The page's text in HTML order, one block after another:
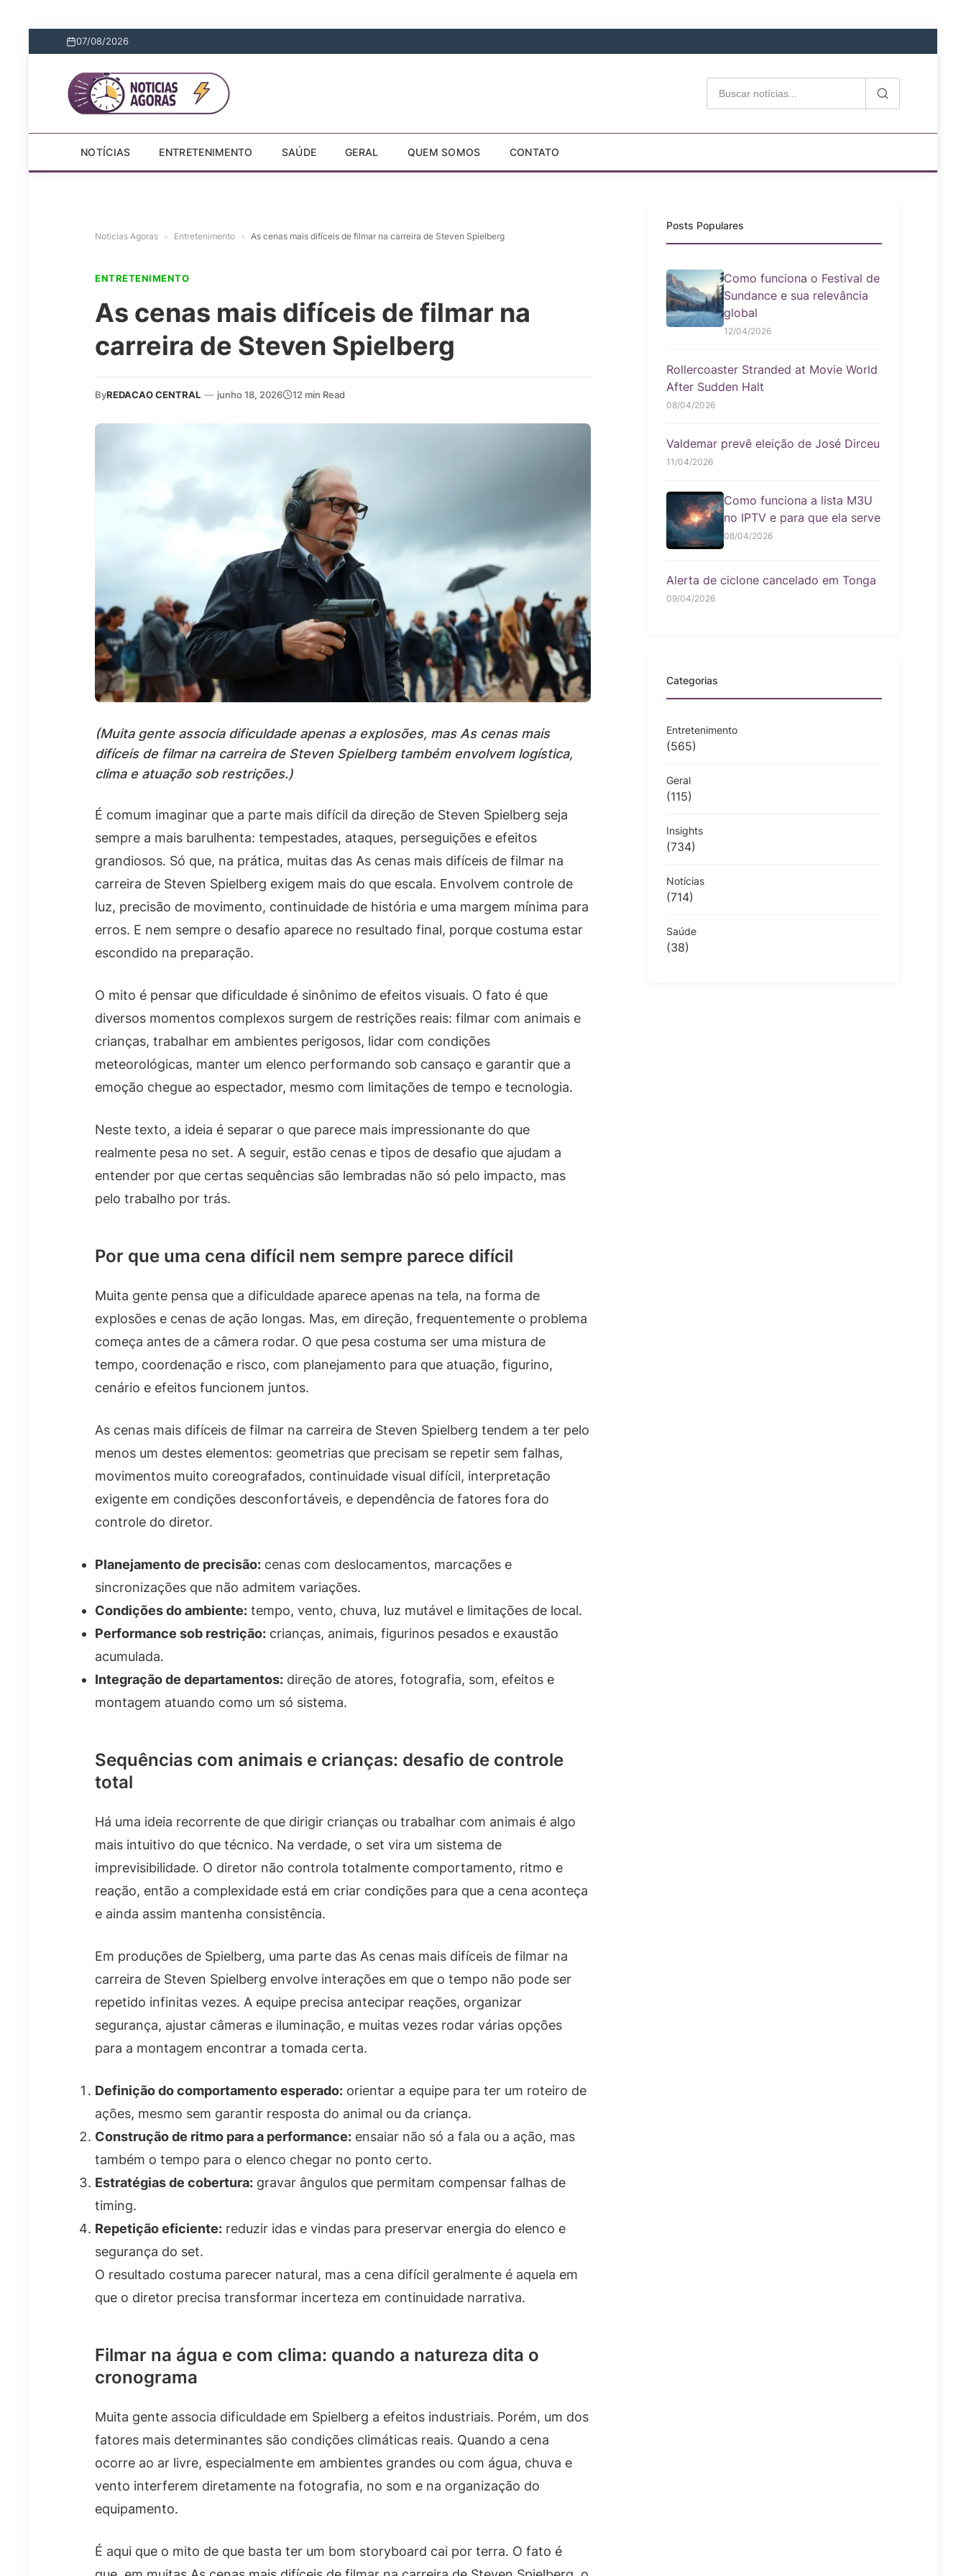
07/08/2026
NOTÍCIAS ENTRETENIMENTO SAÚDE GERAL QUEM SOMOS CONTATO
Noticias Agoras » Entretenimento » As cenas mais difíceis de filmar na carreira de Steven Spielberg
ENTRETENIMENTO
As cenas mais difíceis de filmar na
carreira de Steven Spielberg
ByREDACAO CENTRAL — junho 18, 2026 12 min Read
(Muita gente associa dificuldade apenas a explosões, mas As cenas mais
difíceis de filmar na carreira de Steven Spielberg também envolvem logística,
clima e atuação sob restrições.)
É comum imaginar que a parte mais difícil da direção de Steven Spielberg seja
sempre a mais barulhenta: tempestades, ataques, perseguições e efeitos
grandiosos. Só que, na prática, muitas das As cenas mais difíceis de filmar na
carreira de Steven Spielberg exigem mais do que escala. Envolvem controle de
luz, precisão de movimento, continuidade de história e uma margem mínima para
erros. E nem sempre o desafio aparece no resultado final, porque costuma estar
escondido na preparação.
O mito é pensar que dificuldade é sinônimo de efeitos visuais. O fato é que
diversos momentos complexos surgem de restrições reais: filmar com animais e
crianças, trabalhar em ambientes perigosos, lidar com condições
meteorológicas, manter um elenco performando sob cansaço e garantir que a
emoção chegue ao espectador, mesmo com limitações de tempo e tecnologia.
Neste texto, a ideia é separar o que parece mais impressionante do que
realmente pesa no set. A seguir, estão cenas e tipos de desafio que ajudam a
entender por que certas sequências são lembradas não só pelo impacto, mas
pelo trabalho por trás.
Por que uma cena difícil nem sempre parece difícil
Muita gente pensa que a dificuldade aparece apenas na tela, na forma de
explosões e cenas de ação longas. Mas, em direção, frequentemente o problema
começa antes de a câmera rodar. O que pesa costuma ser uma mistura de
tempo, coordenação e risco, com planejamento para que atuação, figurino,
cenário e efeitos funcionem juntos.
As cenas mais difíceis de filmar na carreira de Steven Spielberg tendem a ter pelo
menos um destes elementos: geometrias que precisam se repetir sem falhas,
movimentos muito coreografados, continuidade visual difícil, interpretação
exigente em condições desconfortáveis, e dependência de fatores fora do
controle do diretor.
Planejamento de precisão: cenas com deslocamentos, marcações e
sincronizações que não admitem variações.
Condições do ambiente: tempo, vento, chuva, luz mutável e limitações de local.
Performance sob restrição: crianças, animais, figurinos pesados e exaustão
acumulada.
Integração de departamentos: direção de atores, fotografia, som, efeitos e
montagem atuando como um só sistema.
Sequências com animais e crianças: desafio de controle
total
Há uma ideia recorrente de que dirigir crianças ou trabalhar com animais é algo
mais intuitivo do que técnico. Na verdade, o set vira um sistema de
imprevisibilidade. O diretor não controla totalmente comportamento, ritmo e
reação, então a complexidade está em criar condições para que a cena aconteça
e ainda assim mantenha consistência.
Em produções de Spielberg, uma parte das As cenas mais difíceis de filmar na
carreira de Steven Spielberg envolve interações em que o tempo não pode ser
repetido infinitas vezes. A equipe precisa antecipar reações, organizar
segurança, ajustar câmeras e iluminação, e muitas vezes rodar várias opções
para a montagem encontrar a tomada certa.
Definição do comportamento esperado: orientar a equipe para ter um roteiro de
ações, mesmo sem garantir resposta do animal ou da criança.
Construção de ritmo para a performance: ensaiar não só a fala ou a ação, mas
também o tempo para o elenco chegar no ponto certo.
Estratégias de cobertura: gravar ângulos que permitam compensar falhas de
timing.
Repetição eficiente: reduzir idas e vindas para preservar energia do elenco e
segurança do set.
O resultado costuma parecer natural, mas a cena difícil geralmente é aquela em
que o diretor precisa transformar incerteza em continuidade narrativa.
Filmar na água e com clima: quando a natureza dita o
cronograma
Muita gente associa dificuldade em Spielberg a efeitos industriais. Porém, um dos
fatores mais determinantes são condições climáticas reais. Quando a cena
ocorre ao ar livre, especialmente em ambientes grandes ou com água, chuva e
vento interferem diretamente na fotografia, no som e na organização do
equipamento.
É aqui que o mito de que basta ter um bom storyboard cai por terra. O fato é
Posts Populares
Como funciona o Festival de
Sundance e sua relevância
global
12/04/2026
Rollercoaster Stranded at Movie World
After Sudden Halt
08/04/2026
Valdemar prevê eleição de José Dirceu
11/04/2026
Como funciona a lista M3U
no IPTV e para que ela serve
08/04/2026
Alerta de ciclone cancelado em Tonga
09/04/2026
Categorias
Entretenimento
(565)
Geral
(115)
Insights
(734)
Notícias
(714)
Saúde
(38)